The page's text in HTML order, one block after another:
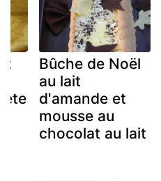
Bûche de Noël
au lait
d'amande et
mousse au
chocolat au lait